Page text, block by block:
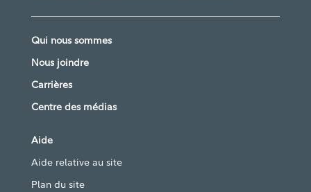
Qui nous sommes
Nous joindre
Carrières
Centre des médias
Aide
Aide relative au site
Plan du site